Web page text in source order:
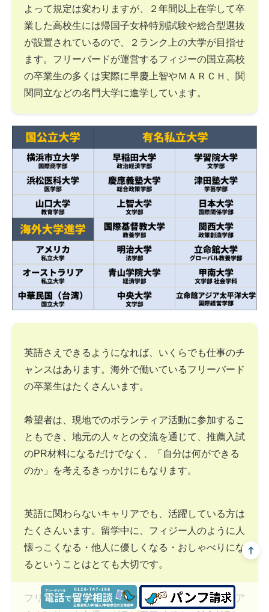
よって規定は変わりますが、２年間以上在学して卒
業した高校生には帰国子女枠特別試験や総合型選抜
が設置されているので、２ランク上の大学が目指せ
ます。フリーバードが運営するフィジーの国立高校
の卒業生の多くは実際に早慶上智やＭＡＲＣＨ、関
関同立などの名門大学に進学しています。
英語さえできるようになれば、いくらでも仕事のチ
ャンスはあります。海外で働いているフリーバード
の卒業生はたくさんいます。
希望者は、現地でのボランティア活動に参加するこ
ともでき、地元の人々との交流を通じて、推薦入試
のPR材料になるだけでなく、「自分は何ができる
のか」を考えるきっかけにもなります。
英語に関わらないキャリアでも、活躍している方は
たくさんいます。留学中に、フィジー人のように人
懐っこくなる・他人に優しくなる・おしゃべりにな
るということはとても大切です。
フリーバードの卒業生の中には、テレビ局の女子ア